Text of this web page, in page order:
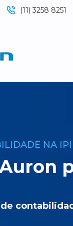
(11) 3258 8251
NA